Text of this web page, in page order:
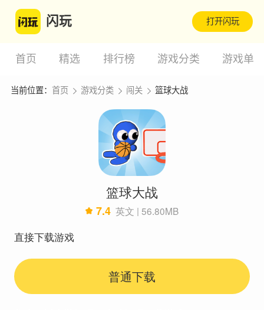
闪玩 打开闪玩
首页 精选 排行榜 游戏分类 游戏单
当前位置： 首页 游戏分类 闯关 篮球大战
篮球大战
7.4 英文 | 56.80MB
直接下载游戏
普通下载